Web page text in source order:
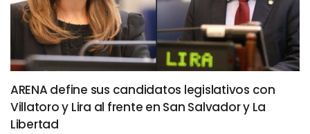
ARENA define sus candidatos legislativos con
Villatoro y Lira al frente en San Salvador y La
Libertad